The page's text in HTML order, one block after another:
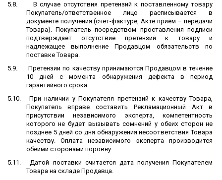
5.8.
В случае отсутствия претензий к поставленному товару
Покупатель/ответственное лицо расписывается в
документе получения (счет-фактуре, Акте приём – передачи
Товара). Покупатель посредством проставления подписи
подтверждает отсутствие претензий к товару и
надлежащее выполнение Продавцом обязательств по
поставке Товара.
5.9.
Претензии по качеству принимаются Продавцом в течение
10 дней с момента обнаружения дефекта в период
гарантийного срока.
5.10.
При наличии у Покупателя претензий к качеству Товара,
Покупатель вправе составить Рекламационный Акт в
присутствии независимого эксперта, компетентность
которого не будет вызывать сомнений у обеих сторон не
позднее 5 дней со дня обнаружения несоответствия Товара
качеству. Оплата независимого эксперта производится
обеими сторонами поровну.
5.11.
Датой поставки считается дата получения Покупателем
Товара на складе Продавца.